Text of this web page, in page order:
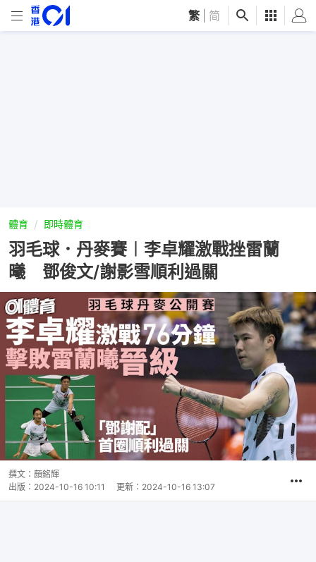
繁 简
體育 即時體育
羽毛球．丹麥賽︱李卓耀激戰挫雷蘭
曦 鄧俊文/謝影雪順利過關
撰文： 顏銘輝
出版： 2024-10-16 10:11 更新： 2024-10-16 13:07